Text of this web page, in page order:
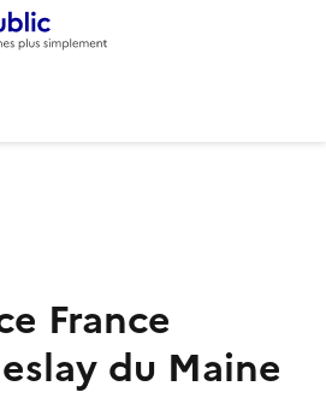
France
du Maine